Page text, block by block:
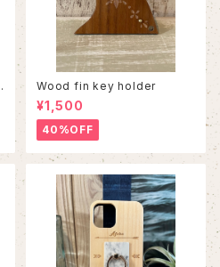
Wood fin key holder
¥1,500
40%OFF